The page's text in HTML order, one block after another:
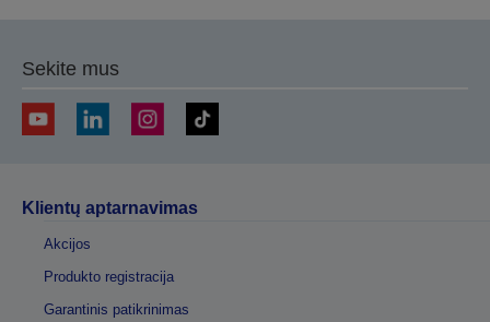
Sekite mus
Klientų aptarnavimas
Akcijos
Produkto registracija
Garantinis patikrinimas